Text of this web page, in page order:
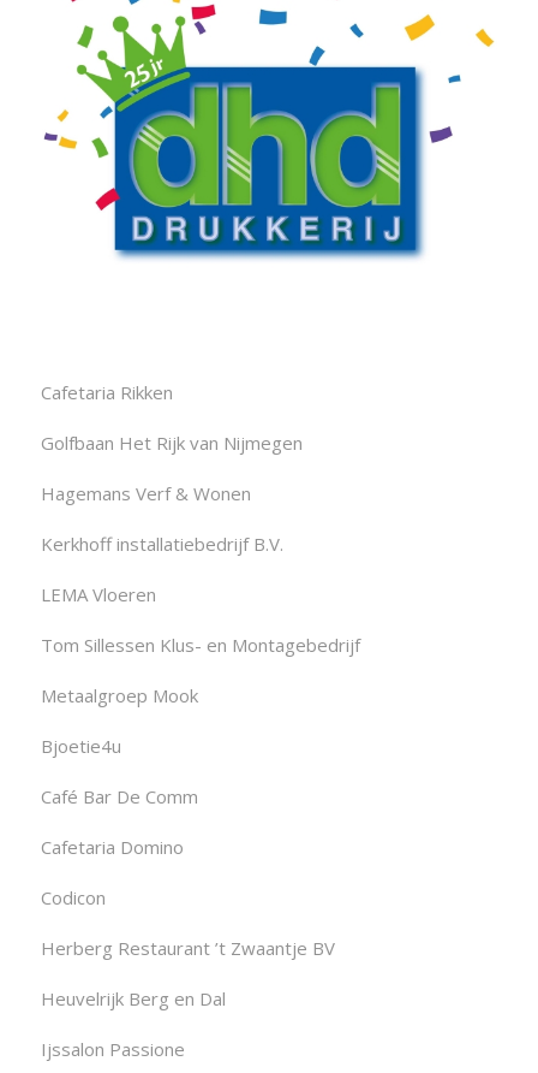
Cafetaria Rikken
Golfbaan Het Rijk van Nijmegen
Hagemans Verf & Wonen
Kerkhoff installatiebedrijf B.V.
LEMA Vloeren
Tom Sillessen Klus- en Montagebedrijf
Metaalgroep Mook
Bjoetie4u
Café Bar De Comm
Cafetaria Domino
Codicon
Herberg Restaurant ’t Zwaantje BV
Heuvelrijk Berg en Dal
Ijssalon Passione